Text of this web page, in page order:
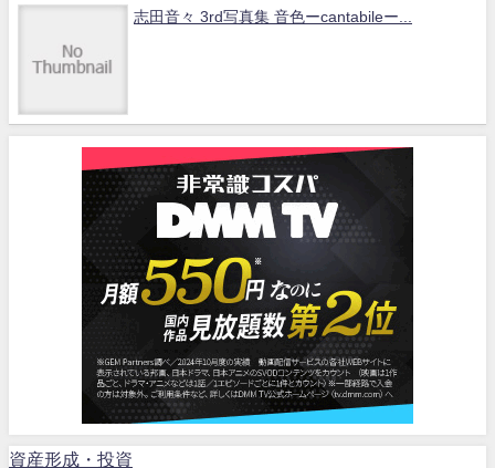
志田音々 3rd写真集 音色ーcantabileー...
資産形成・投資